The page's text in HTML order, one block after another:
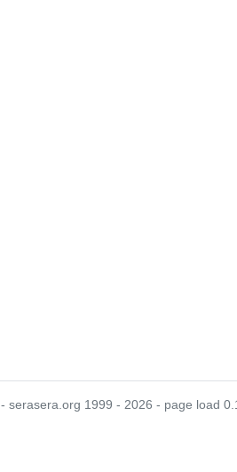
- serasera.org 1999 - 2026 - page load